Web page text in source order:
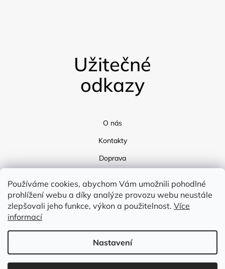
Používáme cookies, abychom Vám umožnili pohodlné
prohlížení webu a díky analýze provozu webu neustále
zlepšovali jeho funkce, výkon a použitelnost. Více
informací
Nastavení
Užitečné
odkazy
O nás
Kontakty
Doprava
Vytvořil Shoptet